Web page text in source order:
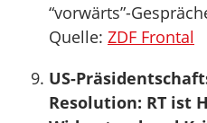
“vorwärts”-
Quelle: ZDF Frontal
US-
Resolution: RT ist